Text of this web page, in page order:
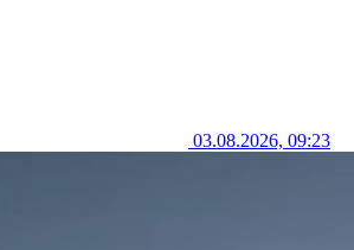
03.08.2026, 09:23